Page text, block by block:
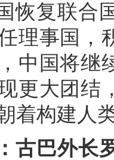
恢复联合
理事国，
中国将继
更大团结
着构建人
古巴外长